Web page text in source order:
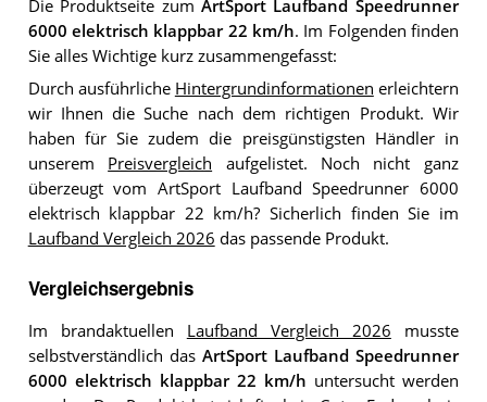
Die Produktseite zum ArtSport Laufband Speedrunner
6000 elektrisch klappbar 22 km/h. Im Folgenden finden
Sie alles Wichtige kurz zusammengefasst:
Durch ausführliche Hintergrundinformationen erleichtern
wir Ihnen die Suche nach dem richtigen Produkt. Wir
haben für Sie zudem die preisgünstigsten Händler in
unserem Preisvergleich aufgelistet. Noch nicht ganz
überzeugt vom ArtSport Laufband Speedrunner 6000
elektrisch klappbar 22 km/h? Sicherlich finden Sie im
Laufband Vergleich 2026 das passende Produkt.
Vergleichsergebnis
Im brandaktuellen Laufband Vergleich 2026 musste
selbstverständlich das ArtSport Laufband Speedrunner
6000 elektrisch klappbar 22 km/h untersucht werden